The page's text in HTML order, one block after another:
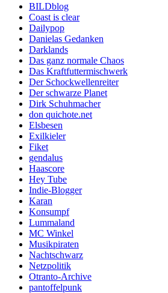
BILDblog
Coast is clear
Dailypop
Danielas Gedanken
Darklands
Das ganz normale Chaos
Das Kraftfuttermischwerk
Der Schockwellenreiter
Der schwarze Planet
Dirk Schuhmacher
don quichote.net
Elsbesen
Exilkieler
Fiket
gendalus
Haascore
Hey Tube
Indie-Blogger
Karan
Konsumpf
Lummaland
MC Winkel
Musikpiraten
Nachtschwarz
Netzpolitik
Otranto-Archive
pantoffelpunk